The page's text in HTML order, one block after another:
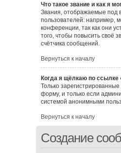
Что такое звание и как я
Звания, отображаемые под
пользователей: например,
конференции, так как они
того, чтобы повысить своё
счётчика сообщений.
Вернуться к началу
Когда я щёлкаю по ссылке
Только
форму, и только если
системой анонимными
Вернуться к началу
Создание